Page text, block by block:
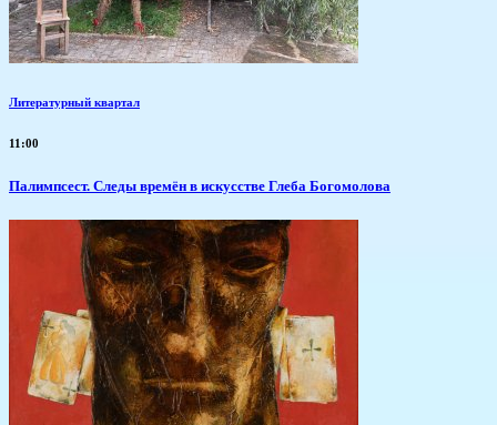
Литературный квартал
11:00
Палимпсест. Следы времён в искусстве Глеба Богомолова